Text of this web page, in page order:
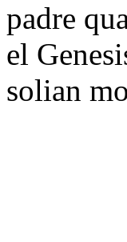
padre
el
solian